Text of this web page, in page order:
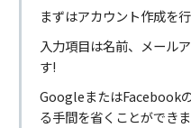
まずはアカウント作成を
入力項目は名前、メール
す!
GoogleまたはFacebook
る手間を省くことができま